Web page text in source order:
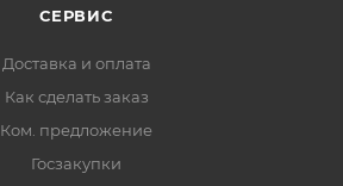
СЕРВИС
Доставка и оплата
Как сделать заказ
Ком. предложение
Госзакупки